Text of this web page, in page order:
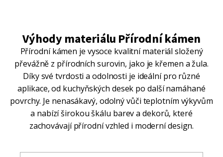
Výhody materiálu Přírodní kámen
Přírodní kámen je vysoce kvalitní materiál složený
převážně z přírodních surovin, jako je křemen a žula.
Díky své tvrdosti a odolnosti je ideální pro různé
aplikace, od kuchyňských desek po další namáhané
povrchy. Je nenasákavý, odolný vůči teplotním výkyvům
a nabízí širokou škálu barev a dekorů, které
zachovávají přírodní vzhled i moderní design.